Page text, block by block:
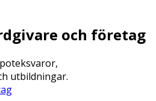
och företag
utbildningar.